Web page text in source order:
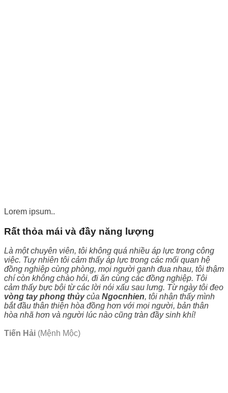
Lorem ipsum..
Rất thỏa mái và đầy năng lượng
Là một chuyên viên, tôi không quá nhiều áp lực trong công
việc. Tuy nhiên tôi cảm thấy áp lực trong các mối quan hệ
đồng nghiệp cùng phòng, mọi người ganh đua nhau, tôi thậm
chí còn không chào hỏi, đi ăn cùng các đồng nghiệp. Tôi
cảm thấy bực bội từ các lời nói xấu sau lưng. Từ ngày tôi đeo
vòng tay phong thủycủa Ngocnhien, tôi nhận thấy mình
bắt đầu thân thiện hòa đồng hơn với mọi người, bản thân
hòa nhã hơn và người lúc nào cũng tràn đầy sinh khí!
Tiến Hải (Mệnh Mộc)